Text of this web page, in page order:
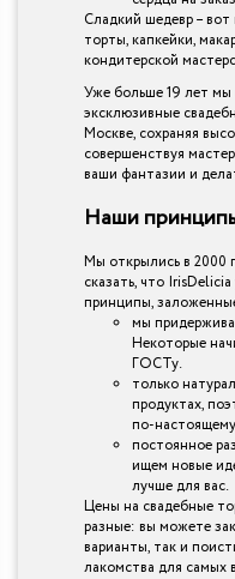
Сладкий шедевр –
торты, капкейки,
кондитерской
Уже больше 19 лет
эксклюзивные
Москве, сохраняя
совершенствуя
ваши фантазии и
Наши
Мы открылись в 2000
сказать, что
принципы,
мы
Некоторые
ГОСТу.
только
продуктах,
по-
постоянное
ищем новые
лучше для вас.
Цены на свадебные
разные: вы можете
варианты, так и
лакомства для самых